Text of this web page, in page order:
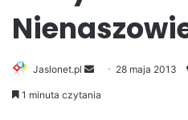
Jaslonet.pl
e
28 maja 2013
1 minuta czytania